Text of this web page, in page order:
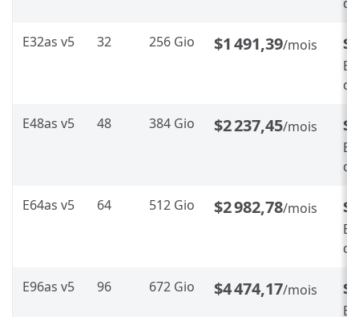
E32as v5 32 256 Gio $1 491,39/mois
E48as v5 48 384 Gio $2 237,45/mois
E64as v5 64 512 Gio $2 982,78/mois
E96as v5 96 672 Gio $4 474,17/mois